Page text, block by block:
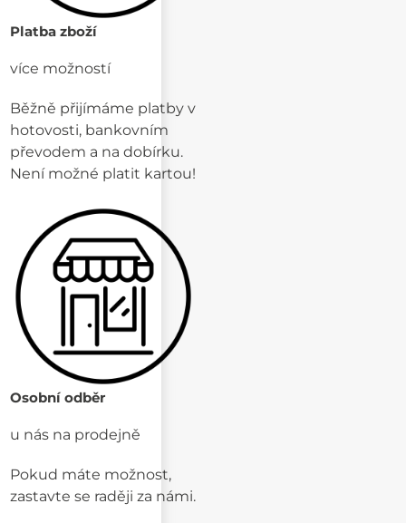
Platba zboží
více možností
Běžně přijímáme platby v
hotovosti, bankovním
převodem a na dobírku.
Není možné platit kartou!
Osobní odběr
u nás na prodejně
Pokud máte možnost,
zastavte se raději za námi.